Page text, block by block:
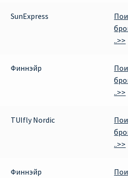
SunExpress
..>>
Финнэйр
..>>
TUIfly Nordic
..>>
Финнэйр